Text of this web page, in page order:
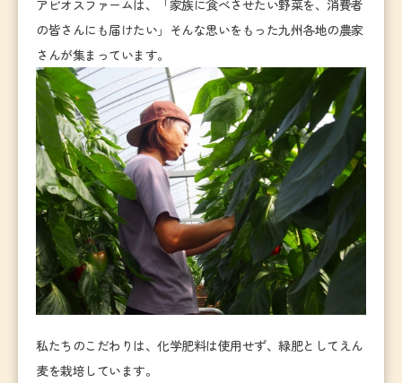
アビオスファームは、「家族に食べさせたい野菜を、消費者
の皆さんにも届けたい」そんな思いをもった九州各地の農家
さんが集まっています。
私たちのこだわりは、化学肥料は使用せず、緑肥としてえん
麦を栽培しています。